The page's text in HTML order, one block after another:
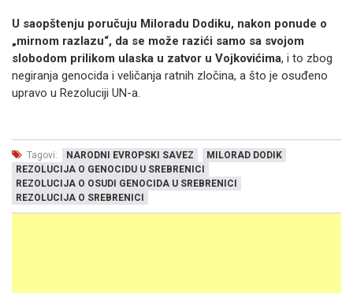
U saopštenju poručuju Miloradu Dodiku, nakon ponude o
„mirnom razlazu“, da se može razići samo sa svojom
slobodom prilikom ulaska u zatvor u Vojkovićima, i to zbog
negiranja genocida i veličanja ratnih zločina, a što je osuđeno
upravo u Rezoluciji UN-a.
Tagovi: NARODNI EVROPSKI SAVEZ
MILORAD DODIK
REZOLUCIJA O GENOCIDU U SREBRENICI
REZOLUCIJA O OSUDI GENOCIDA U SREBRENICI
REZOLUCIJA O SREBRENICI